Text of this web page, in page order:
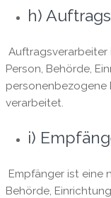
h)
Auftragsverarbeiter
Person, Behörde,
personenbezogene
verarbeitet.
i)
Empfänger ist eine
Behörde,